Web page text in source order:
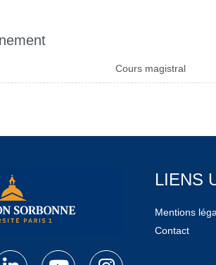
Cours magistral
LIENS
Mentions
Contact